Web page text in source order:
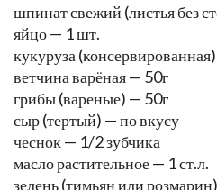
шпинат свежий (листья без
яйцо — 1 шт.
кукуруза
ветчина варёная — 50г
грибы (вареные) — 50г
сыр (тертый) — по вкусу
чеснок — 1/2 зубчика
масло растительное — 1 ст.л.
зелень (тимьян или